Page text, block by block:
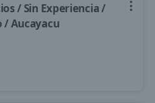
/ Sin Experiencia /
/ Aucayacu